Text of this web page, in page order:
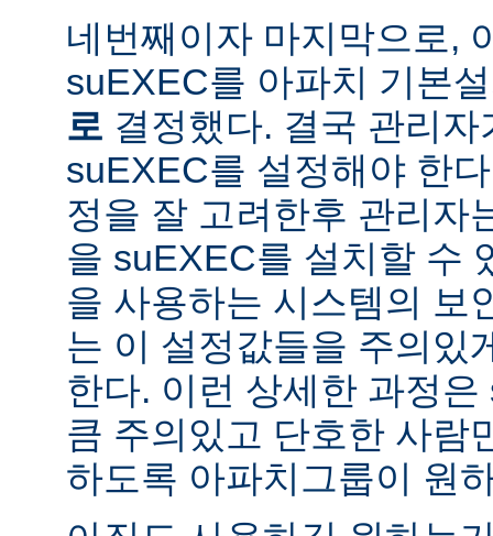
네번째이자 마지막으로,
suEXEC를 아파치 기본
로 결정했다. 결국 관리
suEXEC를 설정해야 한
정을 잘 고려한후 관리자
을 suEXEC를 설치할 수
을 사용하는 시스템의 보
는 이 설정값들을 주의있
한다. 이런 상세한 과정
큼 주의있고 단호한 사람
하도록 아파치그룹이 원